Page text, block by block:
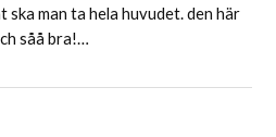
ska man ta hela huvudet. den här
såå bra!…